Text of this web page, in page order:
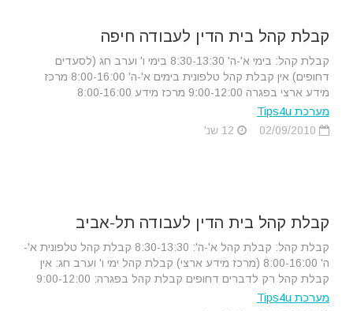
קבלת קהל בית הדין לעבודה חיפה
קבלת קהל: בימי א'-ה' 8:30-13:30 בימי ו' וערב חג (לסעדים
דחופים) אין קבלת קהל טלפונית בימים א'-ה' 8:00-16:00 מרכז
מידע ארצי בפגרה 9:00-12:00 מרכז מידע 8:00-16:00
מערכת Tips4u
קבלת קהל בית הדין לעבודה תל-אביב
קבלת קהל: קבלת קהל א'-ה': 8:30-13:30 קבלת קהל טלפונית א'-
ה' 8:00-16:00 (מרכז מידע ארצי) קבלת קהל ימי ו' וערב חג: אין
קבלת קהל רק לדברים דחופים קבלת קהל בפגרה: 9:00-12:00
מערכת Tips4u